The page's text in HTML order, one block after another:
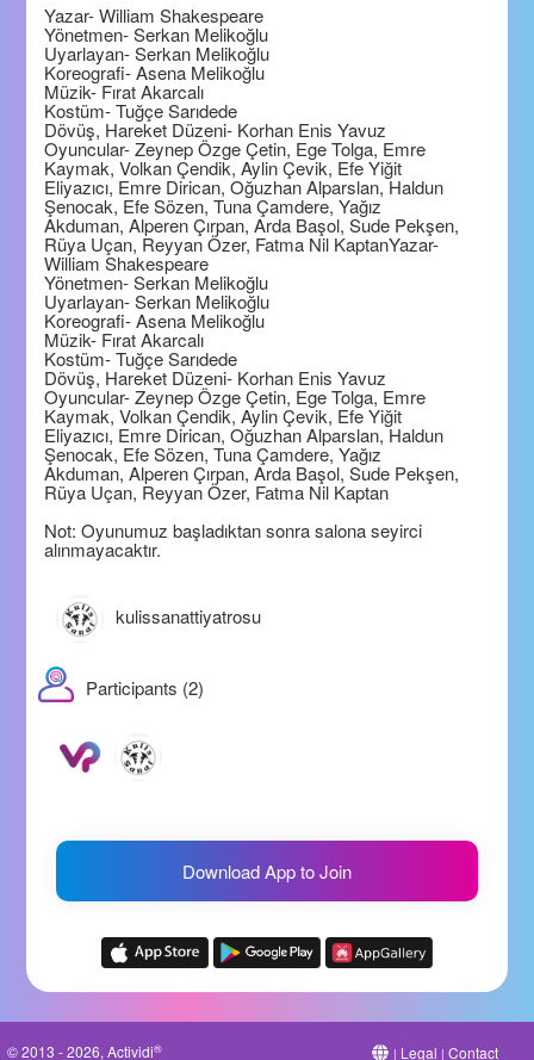
Yazar- William Shakespeare
Yönetmen- Serkan Melikoğlu
Uyarlayan- Serkan Melikoğlu
Koreografi- Asena Melikoğlu
Müzik- Fırat Akarcalı
Kostüm- Tuğçe Sarıdede
Dövüş, Hareket Düzeni- Korhan Enis Yavuz
Oyuncular- Zeynep Özge Çetin, Ege Tolga, Emre
Kaymak, Volkan Çendik, Aylin Çevik, Efe Yiğit
Eliyazıcı, Emre Dirican, Oğuzhan Alparslan, Haldun
Şenocak, Efe Sözen, Tuna Çamdere, Yağız
Akduman, Alperen Çırpan, Arda Başol, Sude Pekşen,
Rüya Uçan, Reyyan Özer, Fatma Nil KaptanYazar-
William Shakespeare
Yönetmen- Serkan Melikoğlu
Uyarlayan- Serkan Melikoğlu
Koreografi- Asena Melikoğlu
Müzik- Fırat Akarcalı
Kostüm- Tuğçe Sarıdede
Dövüş, Hareket Düzeni- Korhan Enis Yavuz
Oyuncular- Zeynep Özge Çetin, Ege Tolga, Emre
Kaymak, Volkan Çendik, Aylin Çevik, Efe Yiğit
Eliyazıcı, Emre Dirican, Oğuzhan Alparslan, Haldun
Şenocak, Efe Sözen, Tuna Çamdere, Yağız
Akduman, Alperen Çırpan, Arda Başol, Sude Pekşen,
Rüya Uçan, Reyyan Özer, Fatma Nil Kaptan
Not: Oyunumuz başladıktan sonra salona seyirci
alınmayacaktır.
kulissanattiyatrosu
Participants (2)
Download App to Join
© 2013 - 2026, Actividi® | Legal | Contact